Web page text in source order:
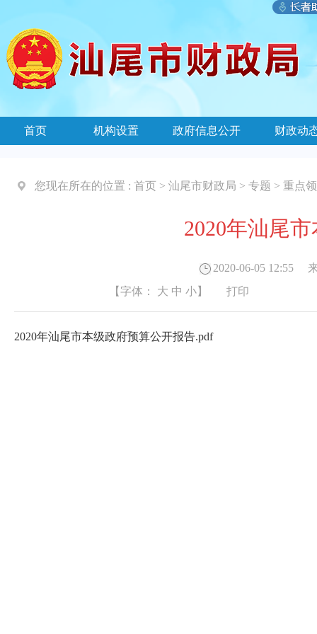
首页 机构设置 政府信息公开 财政动
您现在所在的位置 : 首页 > 汕尾市财政局 > 专题 > 重点
2020年汕尾
2020-06-05 12:55
【字体： 大 中 小】 打印
2020年汕尾市本级政府预算公开报告.pdf